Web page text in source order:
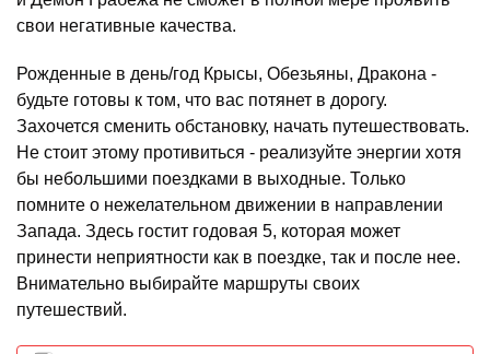
свои негативные качества.
Рожденные в день/год Крысы, Обезьяны, Дракона -
будьте готовы к том, что вас потянет в дорогу.
Захочется сменить обстановку, начать путешествовать.
Не стоит этому противиться - реализуйте энергии хотя
бы небольшими поездками в выходные. Только
помните о нежелательном движении в направлении
Запада. Здесь гостит годовая 5, которая может
принести неприятности как в поездке, так и после нее.
Внимательно выбирайте маршруты своих
путешествий.